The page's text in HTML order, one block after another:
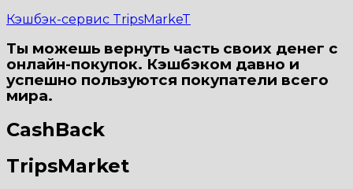
Кэшбэк-сервис TripsMarkeT
Ты можешь вернуть часть своих денег с
онлайн-покупок. Кэшбэком давно и
успешно пользуются покупатели всего
мира.
CashBack
TripsMarket